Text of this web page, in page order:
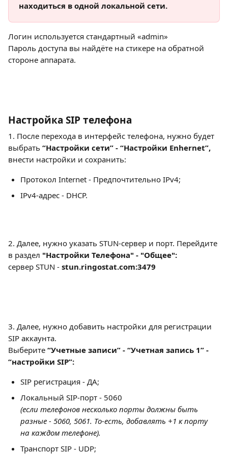
находиться в одной локальной сети.
Логин используется стандартный «admin»
Пароль доступа вы найдёте на стикере на обратной
стороне аппарата.
Настройка SIP телефона
1. После перехода в интерфейс телефона, нужно будет
выбрать “Настройки сети” - “Настройки Enhernet”,
внести настройки и сохранить:
Протокол Internet - Предпочтительно IPv4;
IPv4-адрес - DHCP.
2. Далее, нужно указать STUN-сервер и порт. Перейдите
в раздел "Настройки Телефона" - "Общее":
сервер STUN - stun.ringostat.com:3479
3. Далее, нужно добавить настройки для регистрации
SIP аккаунта.
Выберите “Учетные записи” - “Учетная запись 1” -
“настройки SIP”:
SIP регистрация - ДА;
Локальный SIP-порт - 5060
(если телефонов несколько порты должны быть
разные - 5060, 5061. То-есть, добавлять +1 к порту
на каждом телефоне).
Транспорт SIP - UDP;